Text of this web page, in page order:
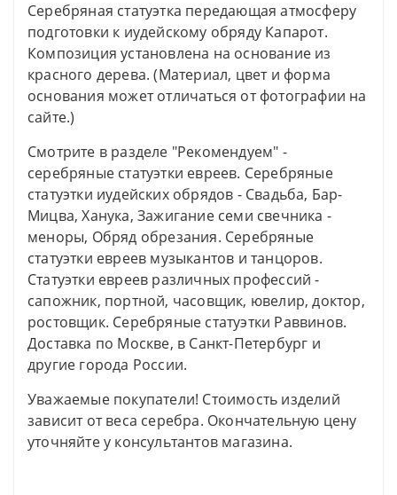
Серебряная статуэтка передающая атмосферу
подготовки к иудейскому обряду Капарот.
Композиция установлена на основание из
красного дерева. (Материал, цвет и форма
основания может отличаться от фотографии на
сайте.)
Смотрите в разделе "Рекомендуем" -
серебряные статуэтки евреев. Серебряные
статуэтки иудейских обрядов - Свадьба, Бар-
Мицва, Ханука, Зажигание семи свечника -
меноры, Обряд обрезания. Серебряные
статуэтки евреев музыкантов и танцоров.
Статуэтки евреев различных профессий -
сапожник, портной, часовщик, ювелир, доктор,
ростовщик. Серебряные статуэтки Раввинов.
Доставка по Москве, в Санкт-Петербург и
другие города России.
Уважаемые покупатели! Стоимость изделий
зависит от веса серебра. Окончательную цену
уточняйте у консультантов магазина.